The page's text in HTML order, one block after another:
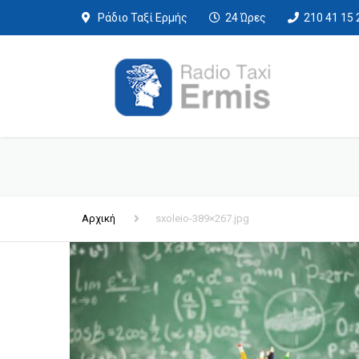
Ράδιο Ταξί Ερμής 24 Ώρες 210 41 15
Αρχική sxoleio-389×267.jpg